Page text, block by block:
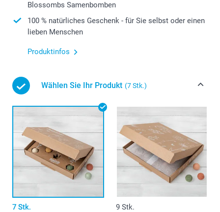
Blossombs Samenbomben
100 % natürliches Geschenk - für Sie selbst oder einen
lieben Menschen
Produktinfos
Wählen Sie Ihr Produkt (7 Stk.)
7 Stk. 9 Stk.